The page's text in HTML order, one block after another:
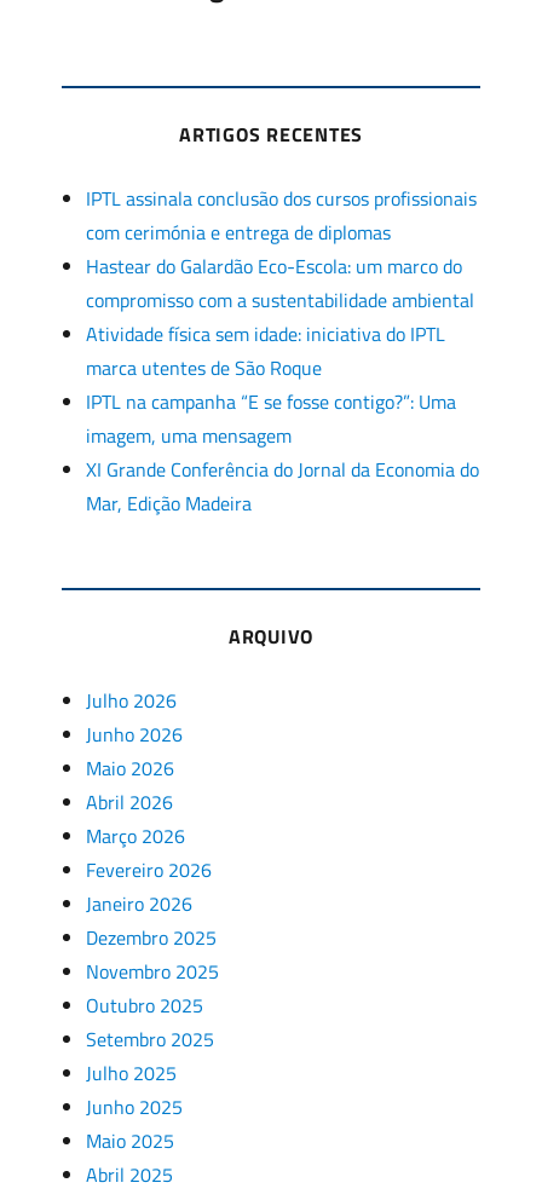
ARTIGOS RECENTES
IPTL assinala conclusão dos cursos profissionais
com cerimónia e entrega de diplomas
Hastear do Galardão Eco-Escola: um marco do
compromisso com a sustentabilidade ambiental
Atividade física sem idade: iniciativa do IPTL
marca utentes de São Roque
IPTL na campanha “E se fosse contigo?”: Uma
imagem, uma mensagem
XI Grande Conferência do Jornal da Economia do
Mar, Edição Madeira
ARQUIVO
Julho 2026
Junho 2026
Maio 2026
Abril 2026
Março 2026
Fevereiro 2026
Janeiro 2026
Dezembro 2025
Novembro 2025
Outubro 2025
Setembro 2025
Julho 2025
Junho 2025
Maio 2025
Abril 2025